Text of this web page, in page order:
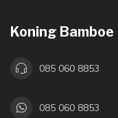
Koning Bamboe
085 060 8853
085 060 8853